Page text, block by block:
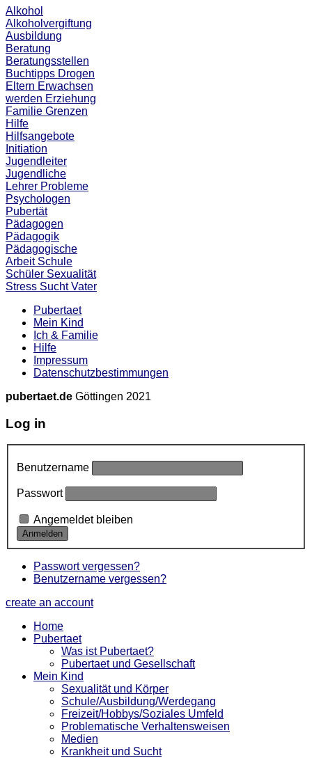
Alkohol
Alkoholvergiftung
Ausbildung
Beratung
Beratungsstellen
Buchtipps Drogen
Eltern Erwachsen
werden Erziehung
Familie Grenzen
Hilfe
Hilfsangebote
Initiation
Jugendleiter
Jugendliche
Lehrer Probleme
Psychologen
Pubertät
Pädagogen
Pädagogik
Pädagogische
Arbeit Schule
Schüler Sexualität
Stress SuchtVater
Pubertaet
Mein Kind
Ich & Familie
Hilfe
Impressum
Datenschutzbestimmungen
pubertaet.de Göttingen 2021
Log in
Benutzername
Passwort
Angemeldet bleiben
Passwort vergessen?
Benutzername vergessen?
create an account
Home
Pubertaet
Was ist Pubertaet?
Pubertaet und Gesellschaft
Mein Kind
Sexualität und Körper
Schule/Ausbildung/Werdegang
Freizeit/Hobbys/Soziales Umfeld
Problematische Verhaltensweisen
Medien
Krankheit und Sucht